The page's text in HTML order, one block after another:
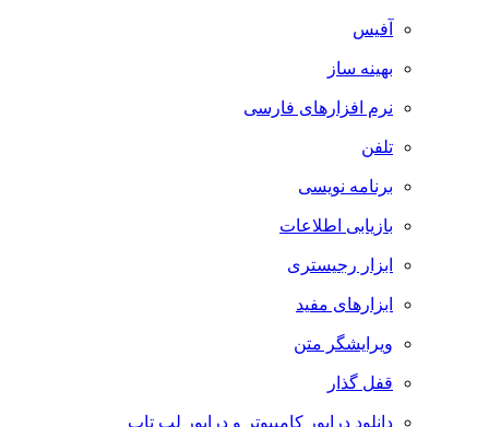
آفیس
بهینه ساز
نرم افزارهای فارسی
تلفن
برنامه نویسی
بازیابی اطلاعات
ابزار رجیستری
ابزارهای مفید
ویرایشگر متن
قفل گذار
دانلود درایور کامپیوتر و درایور لپ تاپ